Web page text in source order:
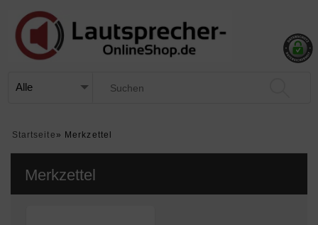
Startseite » Merkzettel
Merkzettel